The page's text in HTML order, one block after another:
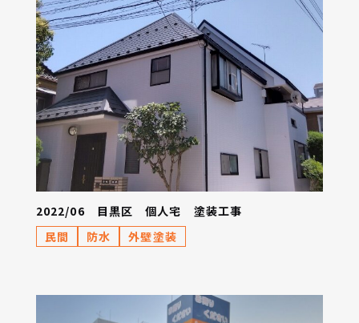
2022/06 目黒区 個人宅 塗装工事
民間
防水 外壁塗装